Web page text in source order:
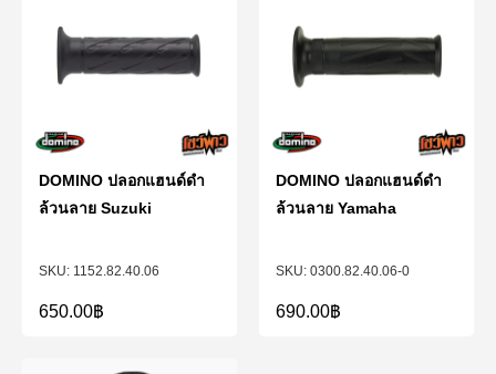
1152.82.40.06
DOMINO ปลอกแฮนด์ดำ
ล้วนลาย Suzuki
650.00฿
0300.82.40.06-0
DOMINO ปลอกแฮนด์ดำ
ล้วนลาย Yamaha
690.00฿